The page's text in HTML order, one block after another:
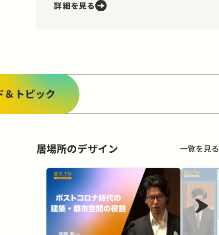
詳細を見る
＆トピック
居場所のデザイン 一覧を見る